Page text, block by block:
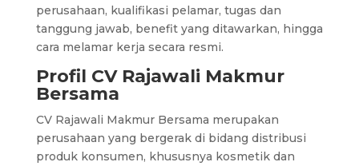
perusahaan, kualifikasi pelamar, tugas dan
tanggung jawab, benefit yang ditawarkan, hingga
cara melamar kerja secara resmi.
Profil CV Rajawali Makmur
Bersama
CV Rajawali Makmur Bersama merupakan
perusahaan yang bergerak di bidang distribusi
produk konsumen, khususnya kosmetik dan